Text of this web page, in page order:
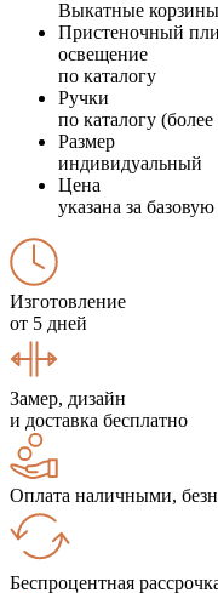
Выкатные
Пристеночный
освещение
по каталогу
Ручки
по каталогу
Размер
индивидуальный
Цена
указана за
Изготовление
от 5 дней
Замер, дизайн
и доставка бесплатно
Оплата наличными,
Беспроцентная